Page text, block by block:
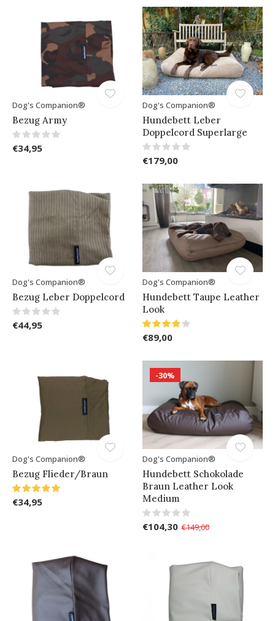
Dog's Companion®
Bezug Army
€34,95
Dog's Companion®
Hundebett Leber
Doppelcord Superlarge
€179,00
Dog's Companion®
Bezug Leber Doppelcord
€44,95
Dog's Companion®
Hundebett Taupe Leather
Look
€89,00
Dog's Companion®
Bezug Flieder/Braun
€34,95
-30%
Dog's Companion®
Hundebett Schokolade
Braun Leather Look
Medium
€104,30 €149,00